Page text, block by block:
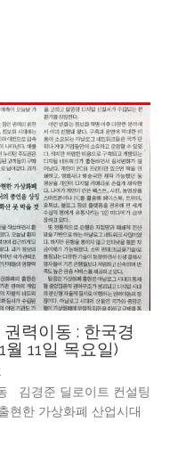
력이동 : 한국경
11일 목요일)
김경준 딜로이트 컨설팅
한 가상화폐 산업시대